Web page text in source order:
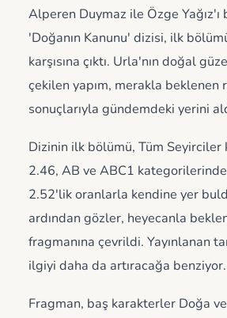
Alperen Duymaz ile Özge Yağız'ı
'Doğanın Kanunu' dizisi, ilk
karşısına çıktı. Urla'nın doğal
çekilen yapım, merakla beklenen
sonuçlarıyla gündemdeki yerini
Dizinin ilk bölümü, Tüm Seyirciler
2.46, AB ve ABC1
2.52'lik oranlarla kendine yer
ardından gözler, heyecanla
fragmanına çevrildi. Yayınlanan
ilgiyi daha da artıracağa benziyor.
Fragman, baş karakterler Doğa